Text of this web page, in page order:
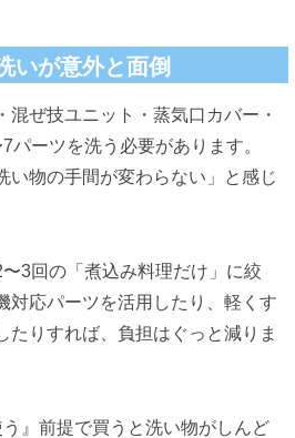
いが意外と面倒
混ぜ技ユニット・蒸気口カバー・
パーツを洗う必要があります。
い物の手間が変わらない」と感じ
3回の「煮込み料理だけ」に絞
対応パーツを活用したり、軽くす
たりすれば、負担はぐっと減りま
』前提で買うと洗い物がしんど